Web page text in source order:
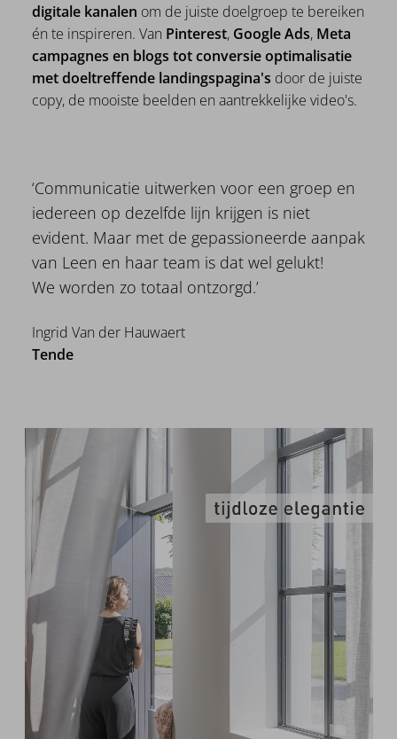
digitale kanalen om de juiste doelgroep te bereiken
én te inspireren. Van Pinterest, Google Ads, Meta
campagnes en blogs tot conversie optimalisatie
met doeltreffende landingspagina's door de juiste
copy, de mooiste beelden en aantrekkelijke video's.
‘Communicatie uitwerken voor een groep en
iedereen op dezelfde lijn krijgen is niet
evident. Maar met de gepassioneerde aanpak
van Leen en haar team is dat wel gelukt!
We worden zo totaal ontzorgd.’
Ingrid Van der Hauwaert
Tende